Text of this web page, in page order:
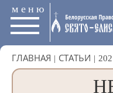
меню
ГЛАВНАЯ | СТАТЬИ |